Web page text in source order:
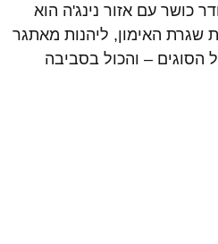
כושר עם אזור נינג'ה הוא
שגרת האימון, ליהנות מאתגר
הסוגים – והכול בסביבה